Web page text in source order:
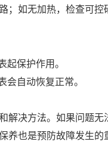
如无加热，检查可控
保护作用。
自动恢复正常。
解决方法。如果问题无
也是预防故障发生的